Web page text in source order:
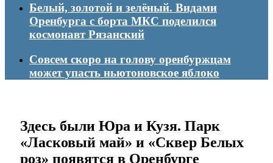
Белый, золотой и зелёный. Видами
Оренбурга с борта МКС поделился
космонавт Рязанский
Совсем скоро на голову оренбуржцам
может упасть ньютоновское яблоко
Здесь были Юра и Кузя. Парк
«Ласковый май» и «Сквер Белых
роз» появятся в Оренбурге